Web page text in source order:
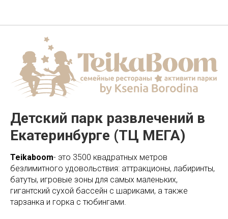
Детский парк развлечений в
Екатеринбурге (ТЦ МЕГА)
Teikaboom- это 3500 квадратных метров
безлимитного удовольствия: аттракционы, лабиринты,
батуты, игровые зоны для самых маленьких,
гигантский сухой бассейн с шариками, а также
тарзанка и горка с тюбингами.